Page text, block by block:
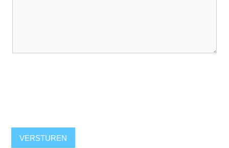
VERSTUREN